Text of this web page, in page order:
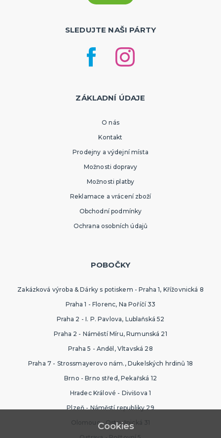
SLEDUJTE NAŠI PÁRTY
ZÁKLADNÍ ÚDAJE
O nás
Kontakt
Prodejny a výdejní místa
Možnosti dopravy
Možnosti platby
Reklamace a vrácení zboží
Obchodní podmínky
Ochrana osobních údajů
POBOČKY
Zakázková výroba & Dárky s potiskem - Praha 1, Křížovnická 8
Praha 1 - Florenc, Na Poříčí 33
Praha 2 - I. P. Pavlova, Lublaňská 52
Praha 2 - Náměstí Míru, Rumunská 21
Praha 5 - Anděl, Vltavská 28
Praha 7 - Strossmayerovo nám., Dukelských hrdinů 18
Brno - Brno střed, Pekařská 12
Hradec Králové - Divišova 1
Plzeň - Náměstí republiky 29
Olomouc - Ostružnická 31
Cookies